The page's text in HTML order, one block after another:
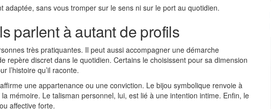
sans vous tromper sur le sens ni sur le port au quotidien.
parlent à autant de profils
très pratiquantes. Il peut aussi accompagner une démarche
repère discret dans le quotidien. Certains le choisissent pour sa dimension
l’histoire qu’il raconte.
une appartenance ou une conviction. Le bijou symbolique renvoie à
mémoire. Le talisman personnel, lui, est lié à une intention intime. Enfin, le
affective forte.